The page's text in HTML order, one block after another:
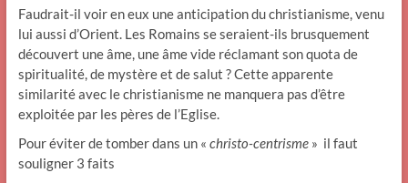
Faudrait-il voir en eux une anticipation du christianisme, venu
lui aussi d’Orient. Les Romains se seraient-ils brusquement
découvert une âme, une âme vide réclamant son quota de
spiritualité, de mystère et de salut ? Cette apparente
similarité avec le christianisme ne manquera pas d’être
exploitée par les pères de l’Eglise.
Pour éviter de tomber dans un « christo-centrisme» il faut
souligner 3 faits